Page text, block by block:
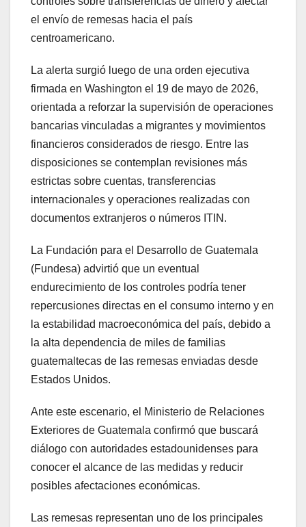
el envío de remesas hacia el país
centroamericano.
La alerta surgió luego de una orden ejecutiva
firmada en Washington el 19 de mayo de 2026,
orientada a reforzar la supervisión de operaciones
bancarias vinculadas a migrantes y movimientos
financieros considerados de riesgo. Entre las
disposiciones se contemplan revisiones más
estrictas sobre cuentas, transferencias
internacionales y operaciones realizadas con
documentos extranjeros o números ITIN.
La Fundación para el Desarrollo de Guatemala
(Fundesa) advirtió que un eventual
endurecimiento de los controles podría tener
repercusiones directas en el consumo interno y en
la estabilidad macroeconómica del país, debido a
la alta dependencia de miles de familias
guatemaltecas de las remesas enviadas desde
Estados Unidos.
Ante este escenario, el Ministerio de Relaciones
Exteriores de Guatemala confirmó que buscará
diálogo con autoridades estadounidenses para
conocer el alcance de las medidas y reducir
posibles afectaciones económicas.
Las remesas representan uno de los principales